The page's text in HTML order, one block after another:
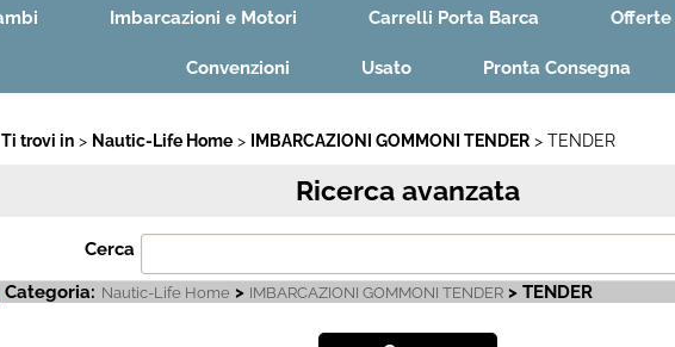
Per
Imbarcazioni e Motori Carrelli Porta Barca Offerte
Convenzioni Usato Pronta Consegna
Ti trovi in Nautic-Life Home IMBARCAZIONI GOMMONI TENDER TENDER
Ricerca avanzata
Cerca
Categoria: Nautic-Life Home > IMBARCAZIONI GOMMONI TENDER > TENDER